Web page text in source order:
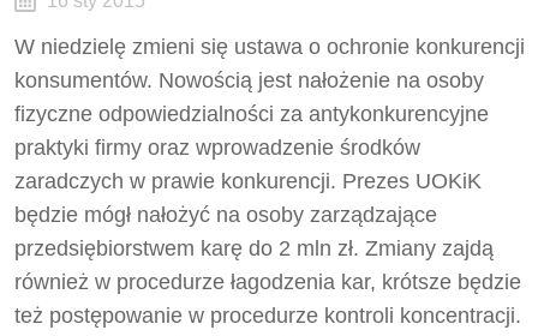
W niedzielę zmieni się ustawa o ochronie konkurencji
konsumentów. Nowością jest nałożenie na osoby
fizyczne odpowiedzialności za antykonkurencyjne
praktyki firmy oraz wprowadzenie środków
zaradczych w prawie konkurencji. Prezes UOKiK
będzie mógł nałożyć na osoby zarządzające
przedsiębiorstwem karę do 2 mln zł. Zmiany zajdą
również w procedurze łagodzenia kar, krótsze będzie
też postępowanie w procedurze kontroli koncentracji.